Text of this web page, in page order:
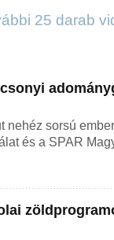
25 darab
nehéz sorsú
és a SPAR